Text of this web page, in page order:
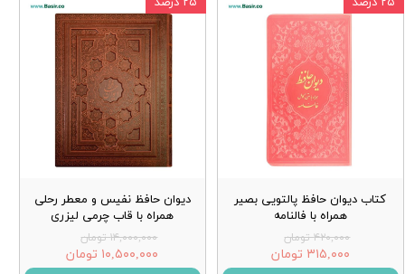
کتاب دیوان حافظ پالتویی بصیر
همراه با فالنامه
۴۲۰,۰۰۰ تومان
۳۱۵,۰۰۰ تومان
دیوان حافظ نفیس و معطر رحلی
همراه با قاب چرمی لیزری
۱۴,۰۰۰,۰۰۰ تومان
۱۰,۵۰۰,۰۰۰ تومان